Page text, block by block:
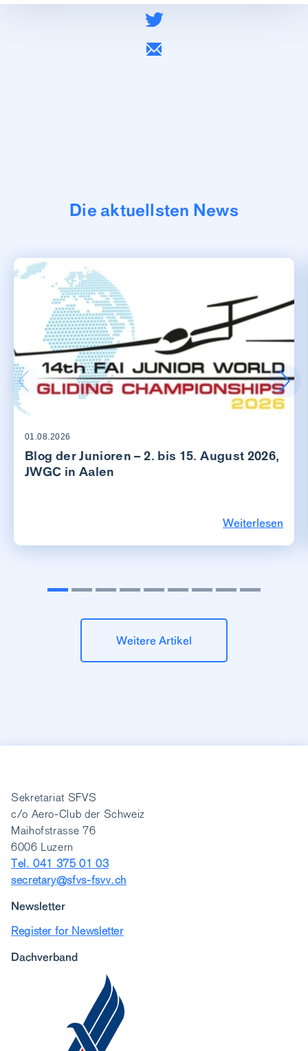
Die aktuellsten News
01.08.2026
Blog der Junioren – 2. bis 15. August 2026,
JWGC in Aalen
Weiterlesen
Weitere Artikel
Sekretariat SFVS
c/o Aero-Club der Schweiz
Maihofstrasse 76
6006 Luzern
Tel. 041 375 01 03
secretary@sfvs-fsvv.ch
Newsletter
Register for Newsletter
Dachverband